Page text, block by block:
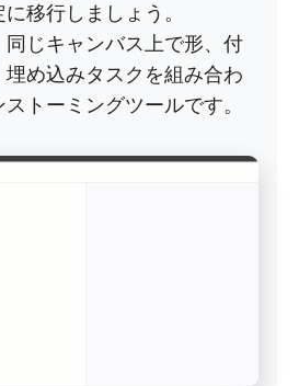
移行しましょう。
じキャンバス上で形、付
め込みタスクを組み合わ
トーミングツールです。